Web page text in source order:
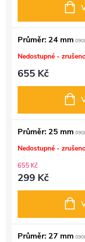
Průměr: 24 mm
Nedostupné -
655 Kč
Průměr: 25 mm
Nedostupné -
655 Kč
299 Kč
Průměr: 27 mm